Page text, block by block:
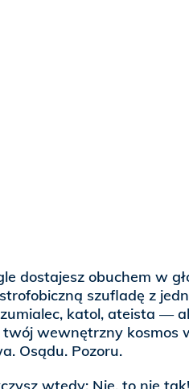
dostajesz obuchem w
szufladę z
katol, ateista —
twój wewnętrzny kosmos
Osądu. Pozoru.